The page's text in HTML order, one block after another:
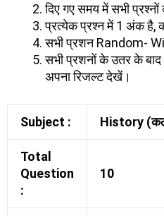
दिए गए समय में सभी
प्रत्येक प्रश्न में 1 अंक है,
सभी प्रशन Random-
सभी प्रशनों के उतर के
अपना रिजल्ट देखें।
Subject : History
Total
Question
:
10